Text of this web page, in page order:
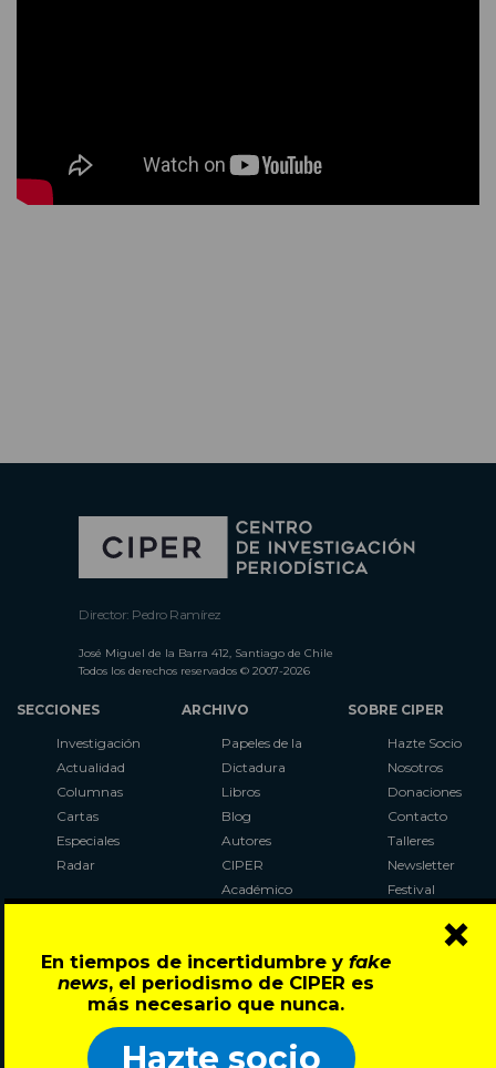
En tiempos de incertidumbre y fake
news, el periodismo de CIPER es
más necesario que nunca.
Hazte socio
×
Director: Pedro Ramírez
José Miguel de la Barra 412, Santiago de Chile
Todos los derechos reservados © 2007-2026
SECCIONES
Investigación
Actualidad
Columnas
Cartas
Especiales
Radar
ARCHIVO
Papeles de la
Dictadura
Libros
Blog
Autores
CIPER
Académico
Al Plebiscito
con CIPER
SOBRE CIPER
Hazte Socio
Nosotros
Donaciones
Contacto
Talleres
Newsletter
Festival